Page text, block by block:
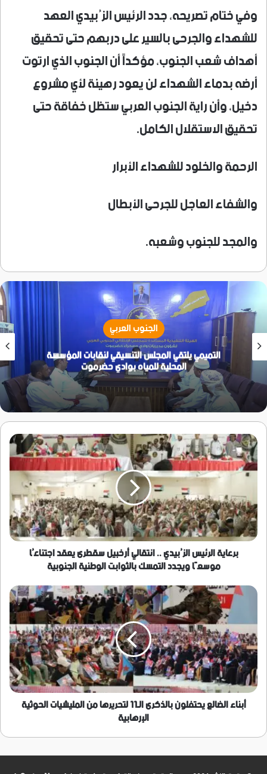
وفي ختام تصريحه، جدد الرئيس الزُبيدي العهد
للشهداء والجرحى بالسير على دربهم حتى تحقيق
أهداف شعب الجنوب، مؤكداً أن الجنوب الذي ارتوت
أرضه بدماء الشهداء لن يعود رهينة لأي مشروع
دخيل، وأن راية الجنوب العربي ستظل خفاقة حتى
تحقيق الاستقلال الكامل.
الرحمة والخلود للشهداء الأبرار
والشفاء العاجل للجرحى الأبطال
والمجد للجنوب وشعبه.
الجنوب العربي
رئيس مؤسسة رؤية عدن:نسعى لتمكين المرأة والشباب
وبناء مجتمع متكافل
برعاية
الرئيس
الزُبيدي
..انتقالي
أرخبيل
سقطرى
يعقد
اجتناعُا
موسعًا
ويجدد
بالثوابت
الوطنية
الجنوبية
برعاية الرئيس الزُبيدي .. انتقالي أرخبيل سقطرى يعقد اجتناعُا
موسعًا ويجدد التمسك بالثوابت الوطنية الجنوبية
أبناءالضالع
يحتفلون
بالذكرى
الـ11
لتحريرها
من
المليشيات
الحوثية
الإرهابية أبناء الضالع يحتفلون بالذكرى الـ11 لتحريرها من المليشيات الحوثية
الإرهابية